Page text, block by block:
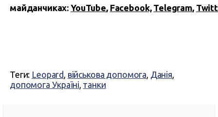
майданчиках:YouTube, Facebook, Telegram,
Теги: Leopard, військова допомога, Данія,
допомога Україні, танки